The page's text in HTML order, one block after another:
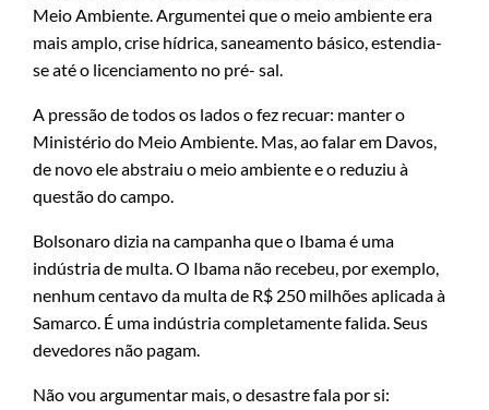
Meio Ambiente. Argumentei que o meio ambiente era
mais amplo, crise hídrica, saneamento básico, estendia-
se até o licenciamento no pré- sal.
A pressão de todos os lados o fez recuar: manter o
Ministério do Meio Ambiente. Mas, ao falar em Davos,
de novo ele abstraiu o meio ambiente e o reduziu à
questão do campo.
Bolsonaro dizia na campanha que o Ibama é uma
indústria de multa. O Ibama não recebeu, por exemplo,
nenhum centavo da multa de R$ 250 milhões aplicada à
Samarco. É uma indústria completamente falida. Seus
devedores não pagam.
Não vou argumentar mais, o desastre fala por si: